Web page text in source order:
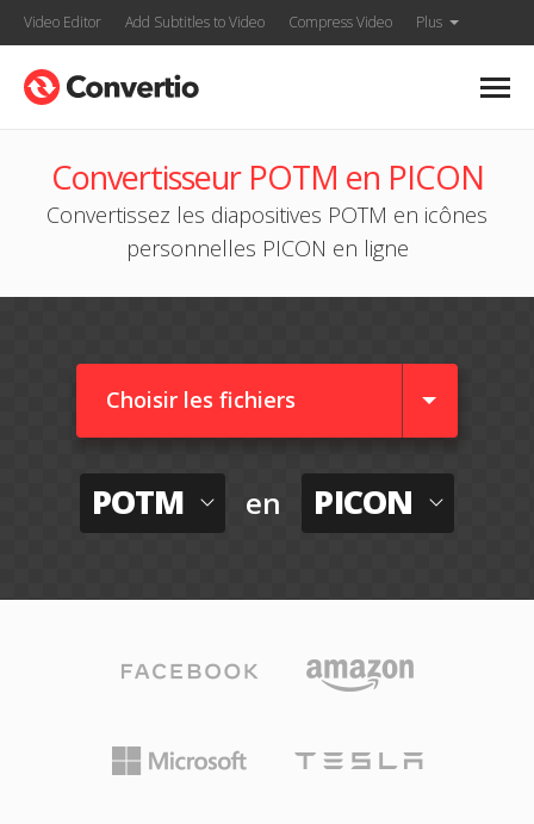
Video Editor Add Subtitles to Video Compress Video Plus
Convertisseur POTM en PICON
Convertissez les diapositives POTM en icônes
personnelles PICON en ligne
Choisir les fichiers
POTM en PICON